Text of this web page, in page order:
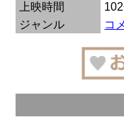
上映時間
ジャンル
コ